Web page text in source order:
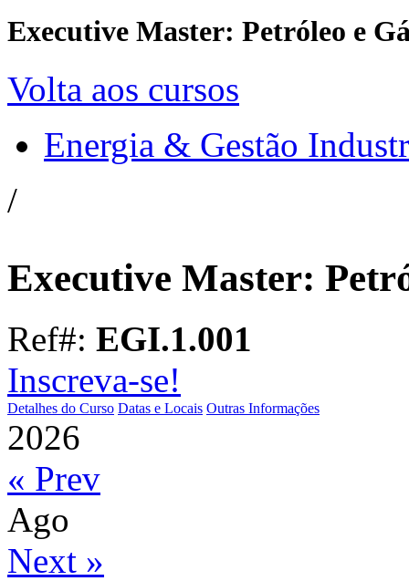
Executive Master: Petróleo e
Volta aos cursos
Energia & Gestão
/
Executive Master:
Ref#: EGI.1.001
Inscreva-se!
Detalhes do Curso Datas e Locais Outras Informações
2026
« Prev
Ago
Next »